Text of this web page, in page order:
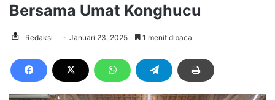
Bersama Umat Konghucu
Redaksi Januari 23, 2025 1 menit dibaca